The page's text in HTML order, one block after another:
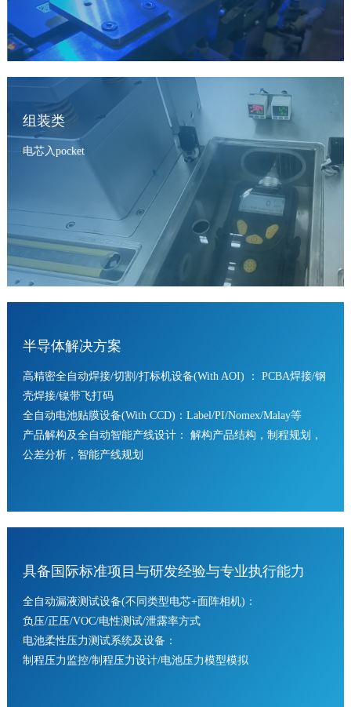
组装类
电芯入pocket
半导体解决方案
高精密全自动焊接/切割/打标机设备(With AOI) ： PCBA焊接/钢
壳焊接/镍带飞打码
全自动电池贴膜设备(With CCD)：Label/PI/Nomex/Malay等
产品解构及全自动智能产线设计： 解构产品结构，制程规划，
公差分析，智能产线规划
具备国际标准项目与研发经验与专业执行能力
全自动漏液测试设备(不同类型电芯+面阵相机)：
负压/正压/VOC/电性测试/泄露率方式
电池柔性压力测试系统及设备：
制程压力监控/制程压力设计/电池压力模型模拟